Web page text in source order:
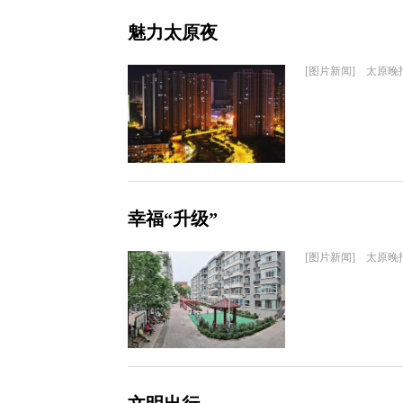
魅力太原夜
[图片新闻] 太原晚
幸福“升级”
[图片新闻] 太原晚